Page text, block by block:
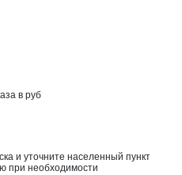
в руб
и уточните населенный пункт
при необходимости